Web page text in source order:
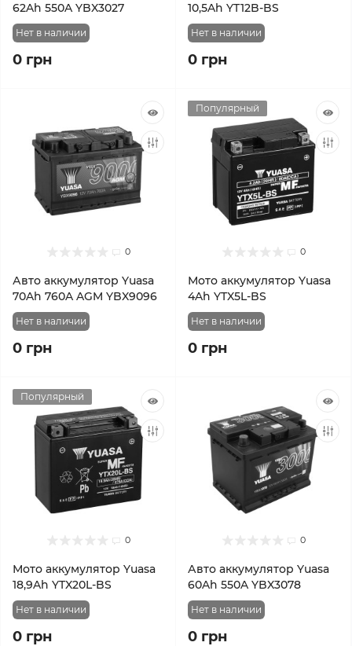
62Ah 550A YBX3027
Нет в наличии
0 грн
10,5Ah YT12B-BS
Нет в наличии
0 грн
0
Авто аккумулятор Yuasa
70Ah 760A AGM YBX9096
Нет в наличии
0 грн
Популярный
0
Мото аккумулятор Yuasa
4Ah YTX5L-BS
Нет в наличии
0 грн
Популярный
0
Мото аккумулятор Yuasa
18,9Ah YTX20L-BS
Нет в наличии
0 грн
0
Авто аккумулятор Yuasa
60Ah 550A YBX3078
Нет в наличии
0 грн